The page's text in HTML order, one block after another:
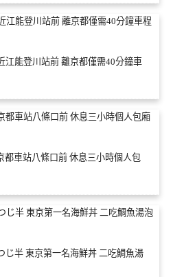
江能登川站前 離京都僅需40分鐘車
都車站八條口前 休息三小時個人包
じ半 東京第一名海鮮丼 二吃鯛魚湯